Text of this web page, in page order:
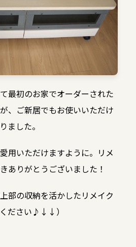
最初のお家でオーダーされた
、ご新居でもお使いいただけ
ました。
用いただけますように。リメ
ありがとうございました！
部の収納を活かしたリメイク
ださい♪↓↓）